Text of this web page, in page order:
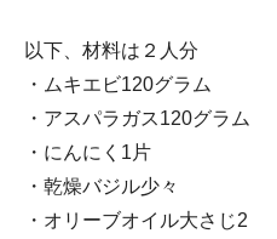
以下、材料は２人分
・ムキエビ120グラム
・アスパラガス120グラム
・にんにく1片
・乾燥バジル少々
・オリーブオイル大さじ2